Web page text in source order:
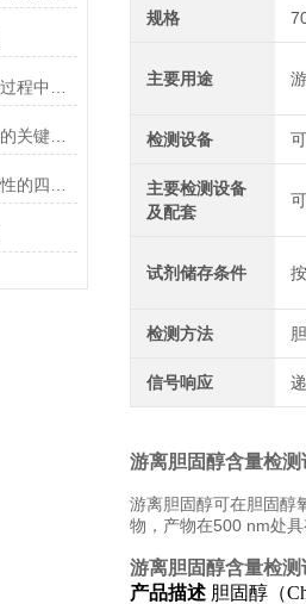
纤维素试剂盒：解析生物降解的关键利器
规格
主要用途
检测设备
主要检测设备
及配套
试剂储存条件
检测方法
信号响应
游离胆固醇含量检测
游离胆固醇可在胆固醇
物，产物在500 nm处
游离胆固醇含量检测
产品描述 胆固醇（